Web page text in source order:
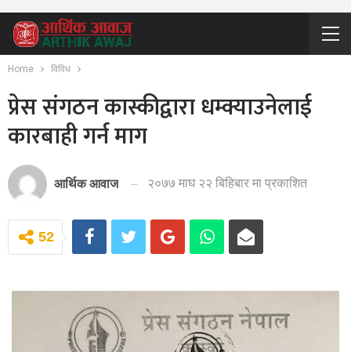
Home विविध
प्रेस संगठन कास्कीद्वारा धम्क्याउनेलाई
कारबाही गर्न माग
आर्थिक आवाज २०७७ माघ २२ बिहिबार मा प्रकाशित
52